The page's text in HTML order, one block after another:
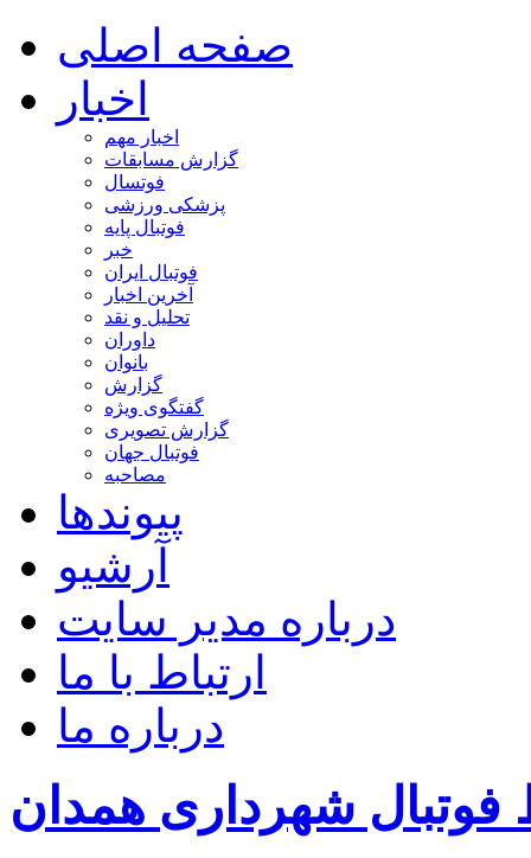
صفحه اصلی
اخبار
اخبار مهم
گزارش مسابقات
فوتسال
پزشکی ورزشی
فوتبال پایه
خبر
فوتبال ایران
آخرین اخبار
تحلیل و نقد
داوران
بانوان
گزارش
گفتگوی ویژه
گزارش تصویری
فوتبال جهان
مصاحبه
پیوندها
آرشیو
درباره مدیر سایت
ارتباط با ما
درباره ما
شهرداری همدان